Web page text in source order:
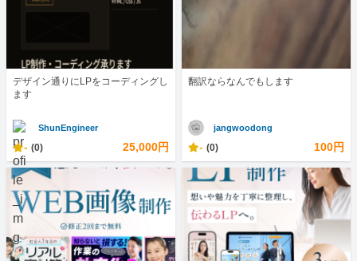
デザイン通りにLPをコーディングし
ます
ShunEngineer
- (0) 25,000円
翻訳ならなんでもします
jangwoodong
- (0) 100円